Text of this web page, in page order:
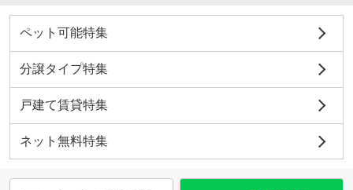
ペット可能特集
分譲タイプ特集
戸建て賃貸特集
ネット無料特集